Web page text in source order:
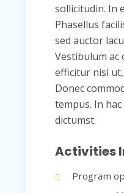
sollicitudin. In
Phasellus
sed auctor
Vestibulum ac
efficitur nisl
Donec
tempus. In
dictumst.
Activities
Program